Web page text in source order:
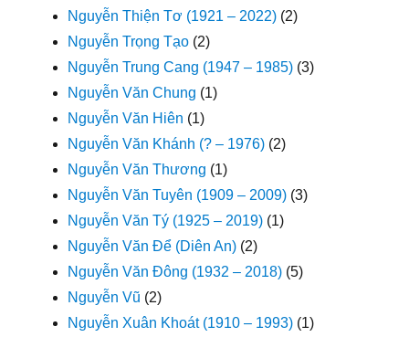
Nguyễn Thiện Tơ (1921 – 2022) (2)
Nguyễn Trọng Tạo (2)
Nguyễn Trung Cang (1947 – 1985) (3)
Nguyễn Văn Chung (1)
Nguyễn Văn Hiên (1)
Nguyễn Văn Khánh (? – 1976) (2)
Nguyễn Văn Thương (1)
Nguyễn Văn Tuyên (1909 – 2009) (3)
Nguyễn Văn Tý (1925 – 2019) (1)
Nguyễn Văn Để (Diên An) (2)
Nguyễn Văn Đông (1932 – 2018) (5)
Nguyễn Vũ (2)
Nguyễn Xuân Khoát (1910 – 1993) (1)